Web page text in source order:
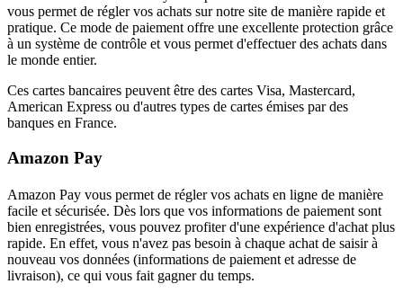
vous permet de régler vos achats sur notre site de manière rapide et
pratique. Ce mode de paiement offre une excellente protection grâce
à un système de contrôle et vous permet d'effectuer des achats dans
le monde entier.
Ces cartes bancaires peuvent être des cartes Visa, Mastercard,
American Express ou d'autres types de cartes émises par des
banques en France.
Amazon Pay
Amazon Pay vous permet de régler vos achats en ligne de manière
facile et sécurisée. Dès lors que vos informations de paiement sont
bien enregistrées, vous pouvez profiter d'une expérience d'achat plus
rapide. En effet, vous n'avez pas besoin à chaque achat de saisir à
nouveau vos données (informations de paiement et adresse de
livraison), ce qui vous fait gagner du temps.